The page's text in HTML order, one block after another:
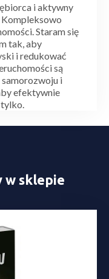
i aktywny
Kompleksowo
Staram się
tak, aby
i redukować
są
samorozwoju i
efektywnie
tylko.
w sklepie